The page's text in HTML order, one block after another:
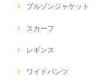
ブルゾンジャケット
スカーフ
レギンス
ワイドパンツ